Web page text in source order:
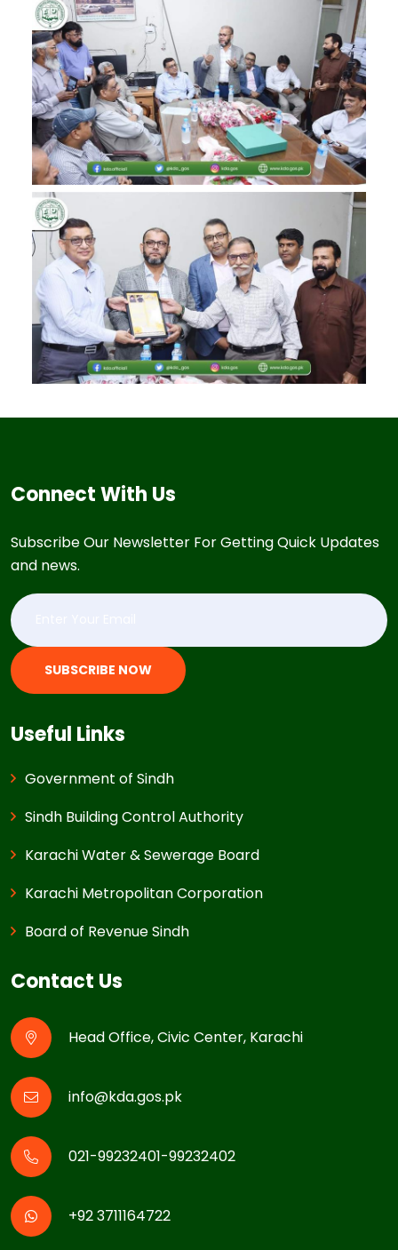
Connect With Us
Subscribe Our Newsletter For Getting Quick Updates
and news.
SUBSCRIBE NOW
Useful Links
Government of Sindh
Sindh Building Control Authority
Karachi Water & Sewerage Board
Karachi Metropolitan Corporation
Board of Revenue Sindh
Contact Us
Head Office, Civic Center, Karachi
info@kda.gos.pk
021-99232401-99232402
+92 3711164722